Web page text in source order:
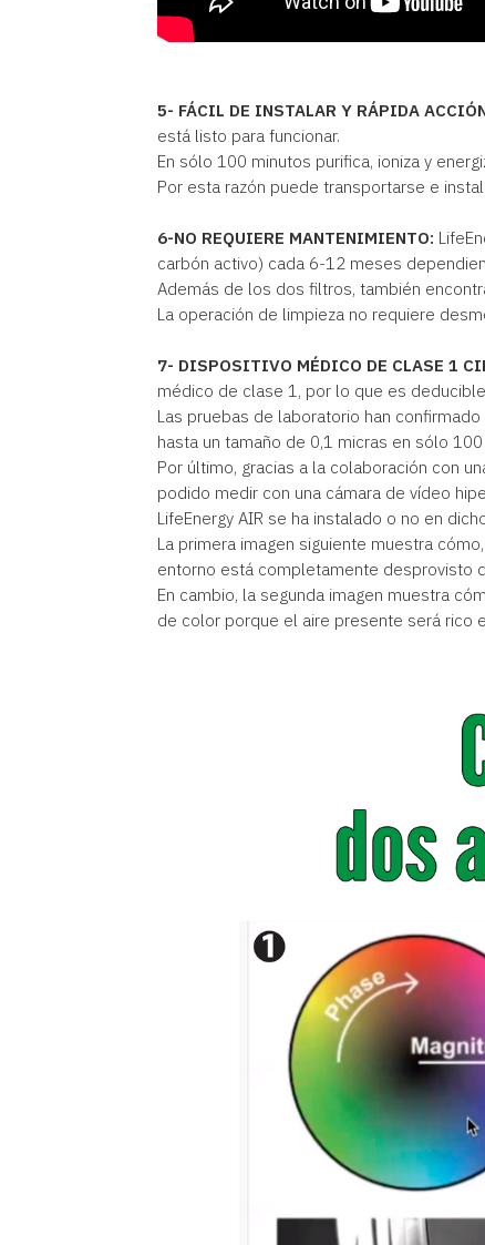
5- FÁCIL DE INSTALAR Y RÁPIDA
está listo para funcionar.
En sólo 100 minutos purifica, ioniza y
Por esta razón puede transportarse e
6-NO REQUIERE MANTENIMIENTO:
carbón activo) cada 6-12 meses
Además de los dos filtros, también
La operación de limpieza no requiere
7- DISPOSITIVO MÉDICO DE CLASE 1
médico de clase 1, por lo que es
Las pruebas de laboratorio han
hasta un tamaño de 0,1 micras en sólo
Por último, gracias a la colaboración con
podido medir con una cámara de vídeo
LifeEnergy AIR se ha instalado o no en
La primera imagen siguiente muestra
entorno está completamente desprovisto
En cambio, la segunda imagen muestra
de color porque el aire presente será rico